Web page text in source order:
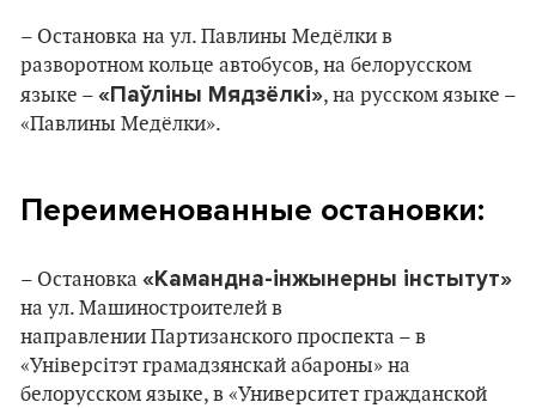
– Остановка на ул. Павлины Медёлки в
разворотном кольце автобусов, на белорусском
языке – «Паўліны Мядзёлкі», на русском языке –
«Павлины Медёлки».
Переименованные остановки:
– Остановка «Камандна-інжынерны інстытут»
на ул. Машиностроителей в
направлении Партизанского проспекта – в
«Універсітэт грамадзянскай абароны» на
белорусском языке, в «Университет гражданской